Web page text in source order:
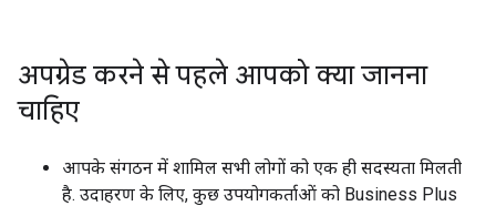
अपग्रेड करने से पहले आपको क्या जानना
चाहिए
आपके संगठन में शामिल सभी लोगों को एक ही सदस्यता मिलती
है. उदाहरण के लिए, कुछ उपयोगकर्ताओं को Business Plus